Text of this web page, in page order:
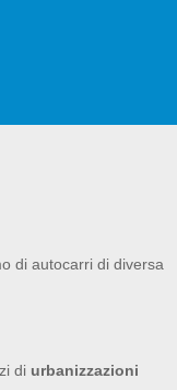
di autocarri di diversa
di urbanizzazioni